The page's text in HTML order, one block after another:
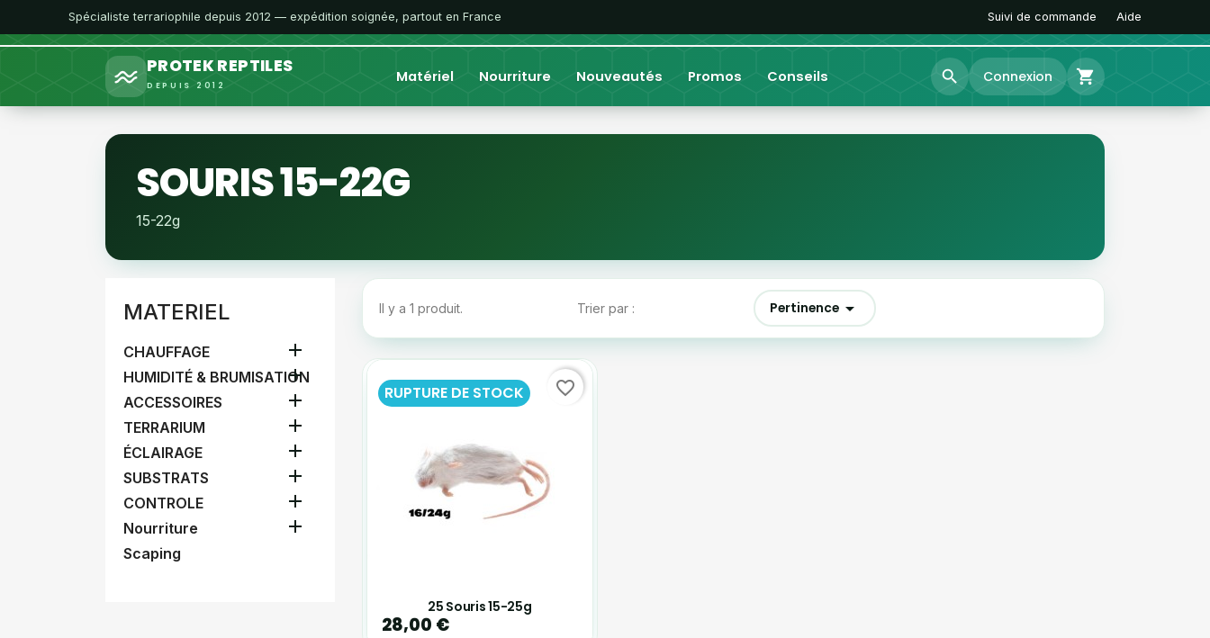
Spécialiste terrariophile depuis 2012 — expédition soignée, partout en France Suivi de commande Aide
PROTEK REPTILES
DEPUIS 2012 Matériel Nourriture Nouveautés Promos Conseils search Connexion shopping_cart
SOURIS 15-22G
15-22g
MATERIEL
CHAUFFAGE 
HUMIDITÉ & BRUMISATION

ACCESSOIRES 
TERRARIUM 
ÉCLAIRAGE 
SUBSTRATS 
CONTROLE 
Nourriture 
Scaping
Il y a 1 produit. Trier par : Pertinence
25 Souris 15-25g
28,00 €
RUPTURE DE STOCK favorite_border